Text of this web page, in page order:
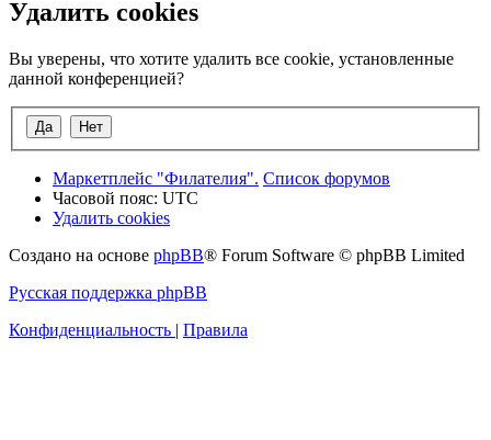
Удалить cookies
Вы уверены, что хотите удалить все cookie, установленные
данной конференцией?
Маркетплейс "Филателия". Список форумов
Часовой пояс: UTC
Удалить cookies
Создано на основе phpBB® Forum Software © phpBB Limited
Русская поддержка phpBB
Конфиденциальность | Правила